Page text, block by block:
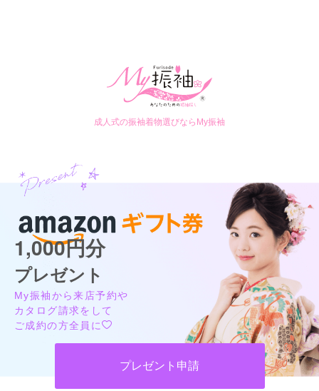
成人式の振袖着物選びならMy振袖
1,000円分
プレゼント
My振袖から来店予約や
カタログ請求をして
ご成約の方全員に
プレゼント申請